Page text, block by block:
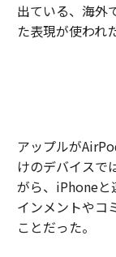
出ている、海外
た表現が使われ
アップルが
けのデバイスで
がら、iPhoneと
インメントやコ
ことだった。